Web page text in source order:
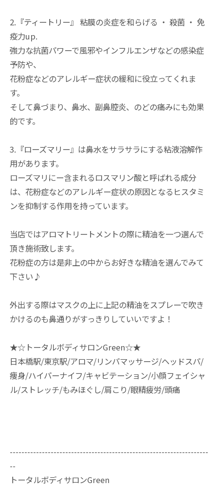
2.『ティートリー』 粘膜の炎症を和らげる ・ 殺菌 ・ 免
疫力up.
強力な抗菌パワーで風邪やインフルエンザなどの感染症
予防や、
花粉症などのアレルギー症状の緩和に役立ってくれま
す。
そして鼻づまり、鼻水、副鼻腔炎、のどの痛みにも効果
的です。
3.『ローズマリー』は鼻水をサラサラにする粘液溶解作
用があります。
ローズマリにー含まれるロスマリン酸と呼ばれる成分
は、花粉症などのアレルギー症状の原因となるヒスタミ
ンを抑制する作用を持っています。
当店ではアロマトリートメントの際に精油を一つ選んで
頂き施術致します。
花粉症の方は是非上の中からお好きな精油を選んでみて
下さい♪
外出する際はマスクの上に上記の精油をスプレーで吹き
かけるのも鼻通りがすっきりしていいですよ！
★☆トータルボディサロンGreen☆★
日本橋駅/東京駅/アロマ/リンパマッサージ/ヘッドスパ/
痩身/ハイパーナイフ/キャビテーション/小顔フェイシャ
ル/ストレッチ/もみほぐし/肩こり/眼精疲労/頭痛
--------------------------------------------------------------------
--
トータルボディサロンGreen